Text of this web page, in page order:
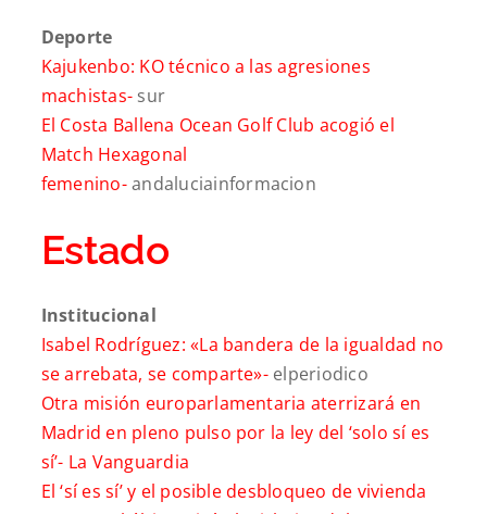
Deporte
Kajukenbo: KO técnico a las agresiones
machistas- sur
El Costa Ballena Ocean Golf Club acogió el
Match Hexagonal
femenino-andaluciainformacion
Estado
Institucional
Isabel Rodríguez: «La bandera de la igualdad no
se arrebata, se comparte»- elperiodico
Otra misión europarlamentaria aterrizará en
Madrid en pleno pulso por la ley del ‘solo sí es
sí’- La Vanguardia
El ‘sí es sí’ y el posible desbloqueo de vivienda